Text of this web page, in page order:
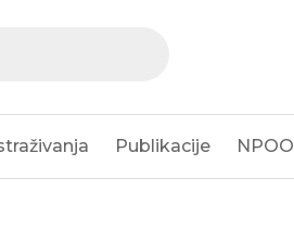
Publikacije NPOO